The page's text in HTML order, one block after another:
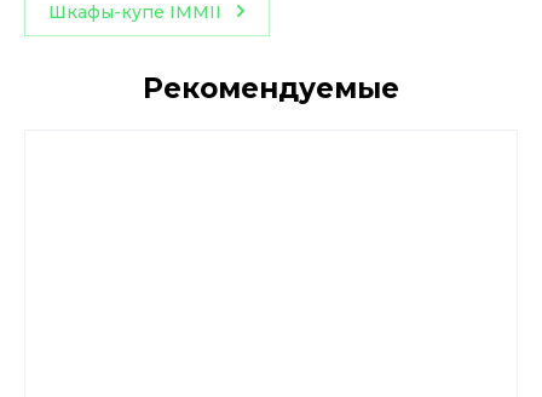
Шкафы-купе IMMII
Рекомендуемые